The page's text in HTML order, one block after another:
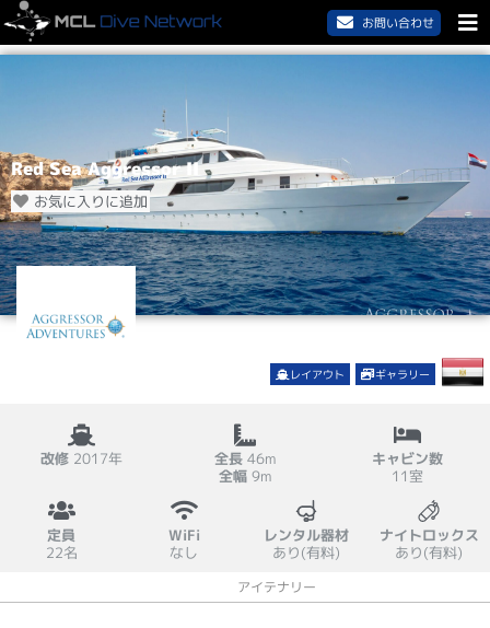
お問い合わせ
Red Sea Aggressor II
お気に入りに追加
レイアウト ギャラリー
改修 2017年 全長46m
全幅9m
キャビン数
11室
定員
22名
WiFi
なし
レンタル器材
あり(有料)
ナイトロックス
あり(有料)
アイテナリー